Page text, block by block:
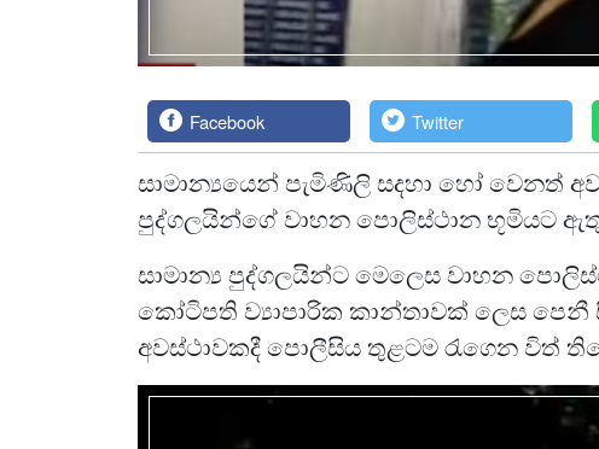
Facebook Twitter
සාමාන්‍යයෙන් පැමිණිලි සදහා හෝ වෙනත්
පුද්ගලයින්ගේ වාහන පොලිස්ථාන භූමියට
සාමාන්‍ය පුද්ගලයින්ට මෙලෙස වාහන
කෝටිපති ව්‍යාපාරික කාන්තාවක් ලෙස
අවස්ථාවකදී පොලීසිය තුළටම රැගෙන විත්